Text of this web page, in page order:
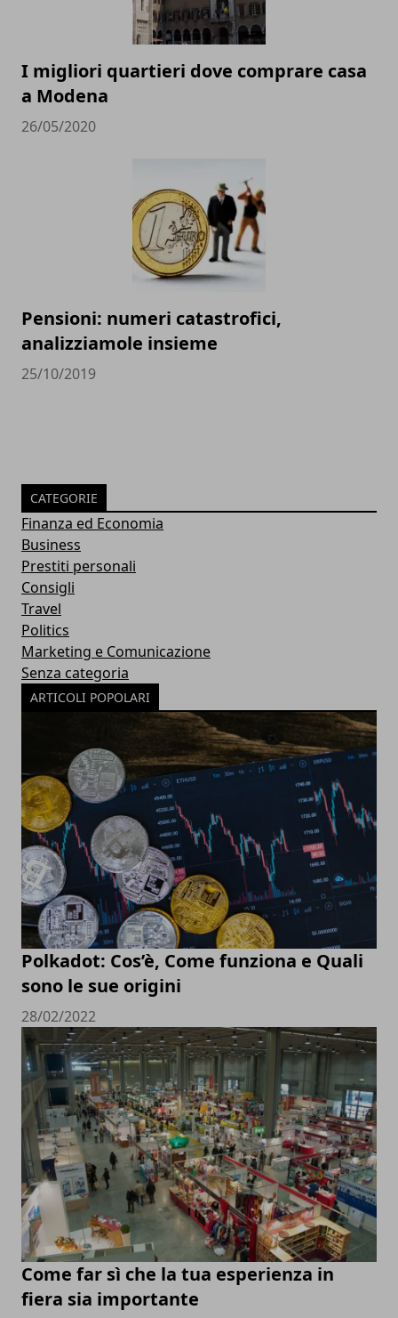
I migliori quartieri dove comprare casa
a Modena
26/05/2020
Pensioni: numeri catastrofici,
analizziamole insieme
25/10/2019
CATEGORIE
Finanza ed Economia
Business
Prestiti personali
Consigli
Travel
Politics
Marketing e Comunicazione
Senza categoria
ARTICOLI POPOLARI
Polkadot: Cos’è, Come funziona e Quali
sono le sue origini
28/02/2022
Come far sì che la tua esperienza in
fiera sia importante